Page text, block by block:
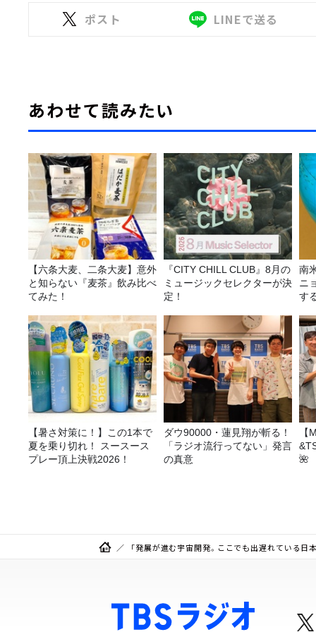
ポスト LINEで送る
あわせて読みたい
【六条大麦、二条大麦】意外
と知らない『麦茶』飲み比べ
てみた！
『CITY CHILL CLUB』8月の
ミュージックセレクターが決
定！
南
ニ
す
【暑さ対策に！】この1本で
夏を乗り切れ！ スースース
プレー頂上決戦2026！
ダウ90000・蓮見翔が斬る！
「ラジオ流行ってない」発言
の真意
🌺
「発展が進む宇宙開発。ここでも出遅れている